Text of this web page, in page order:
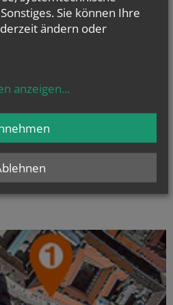
Sie können Ihre
ändern oder
anzeigen...